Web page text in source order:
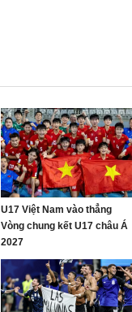
U17 Việt Nam vào thẳng
Vòng chung kết U17 châu Á
2027